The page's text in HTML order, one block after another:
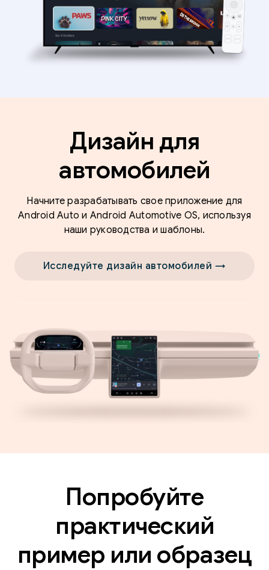
Дизайн для
автомобилей
Начните разрабатывать свое приложение для
Android Auto и Android Automotive OS, используя
наши руководства и шаблоны.
Исследуйте дизайн автомобилей →
Попробуйте
практический
пример или образец